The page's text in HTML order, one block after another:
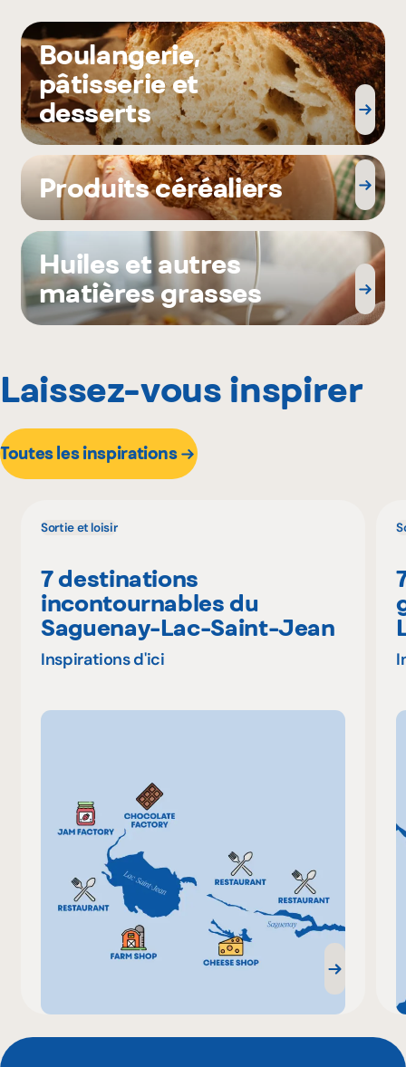
Boulangerie,
pâtisserie et
desserts
Produits céréaliers
Huiles et autres
matières grasses
Laissez-vous inspirer
Toutes les inspirations
Sortie et loisir
7 destinations
incontournables du
Saguenay-Lac-Saint-Jean
Inspirations d'ici